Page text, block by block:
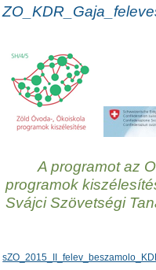
A programot az
programok
Svájci Szövetségi